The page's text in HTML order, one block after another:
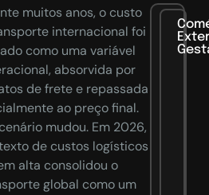
muitos anos, o custo
internacional foi
como uma variável
absorvida por
de frete e repassada
ao preço final.
mudou. Em 2026,
de custos logísticos
alta consolidou o
global como um